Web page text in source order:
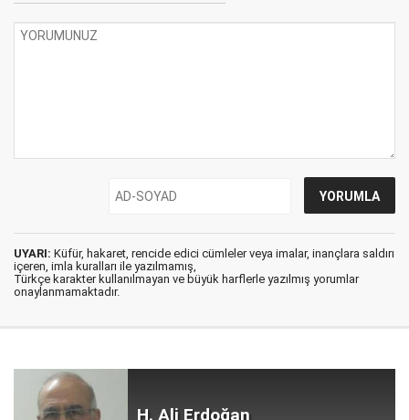
UYARI: Küfür, hakaret, rencide edici cümleler veya imalar, inançlara saldırı
içeren, imla kuralları ile yazılmamış,
Türkçe karakter kullanılmayan ve büyük harflerle yazılmış yorumlar
onaylanmamaktadır.
H. Ali Erdoğan